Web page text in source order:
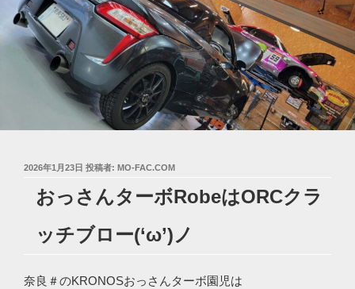
投
2026年1月23日 投稿者: MO-FAC.COM
おっさんターボRobeはORCクラ
ッチブロー(‘ω’)ノ
奈良＃のKRONOSおっさんターボ園児は